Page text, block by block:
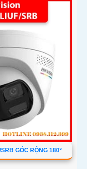
GÓC RỘNG 180°